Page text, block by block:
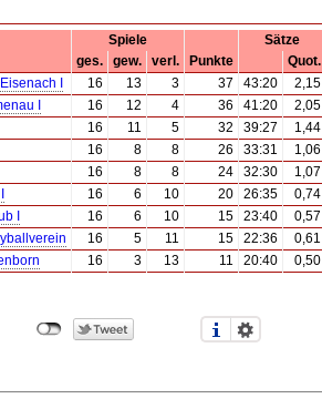
Spiele Sätze
ges. gew. verl. Punkte Quot.
I 16 13 3 37 43:20 2,15
I 16 12 4 36 41:20 2,05
16 11 5 32 39:27 1,44
16 8 8 26 33:31 1,06
16 8 8 24 32:30 1,07
16 6 10 20 26:35 0,74
I 16 6 10 15 23:40 0,57
16 5 11 15 22:36 0,61
16 3 13 11 20:40 0,50